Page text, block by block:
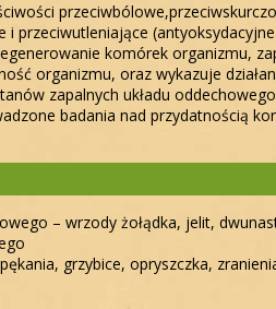
przeciwutleniające
komórek organizmu,
organizmu, oraz wykazuje
zapalnych układu
badania nad przydatnością
– wrzody żołądka, jelit,
grzybice, opryszczka,